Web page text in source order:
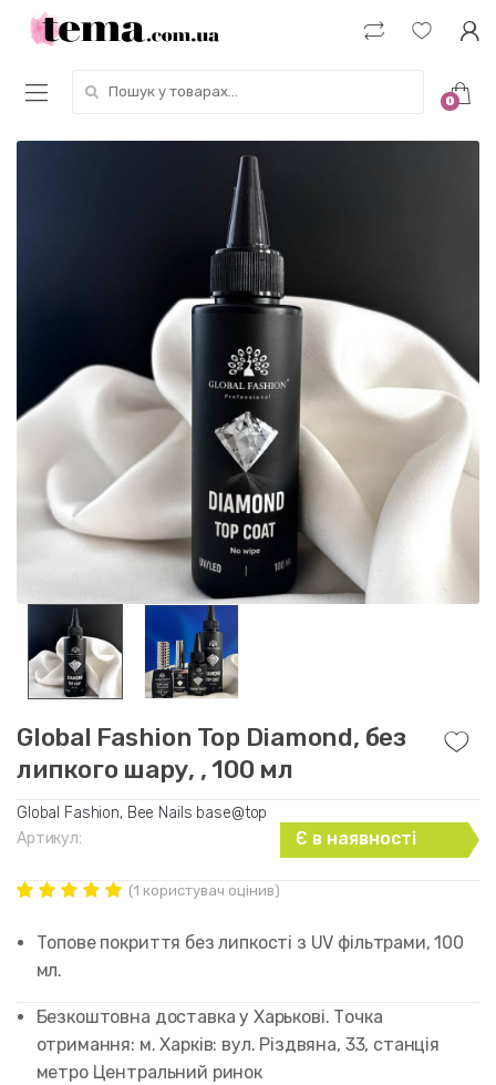
0
Global Fashion Top Diamond, без
липкого шару, , 100 мл
Global Fashion, Bee Nails base@top
Артикул:
Є в наявності
5.00
5 based on
customer
(1 користувач оцінив)
Топове покриття без липкості з UV фільтрами, 100
мл.
Безкоштовна доставка у Харькові. Точка
отримання: м. Харків: вул. Різдвяна, 33, станція
метро Центральний ринок